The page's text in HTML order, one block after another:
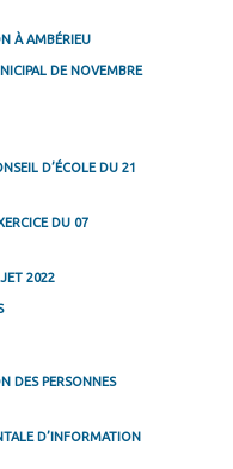
À AMBÉRIEU
DE NOVEMBRE
D’ÉCOLE DU 21
DU 07
2022
DES PERSONNES
D’INFORMATION